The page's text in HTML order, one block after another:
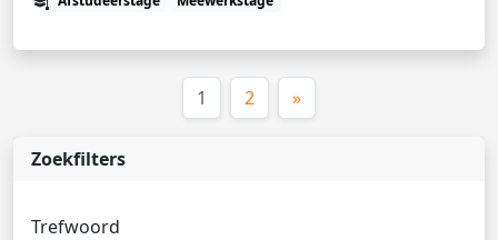
Zoekfilters
Trefwoord
1 (huidige)
2 »